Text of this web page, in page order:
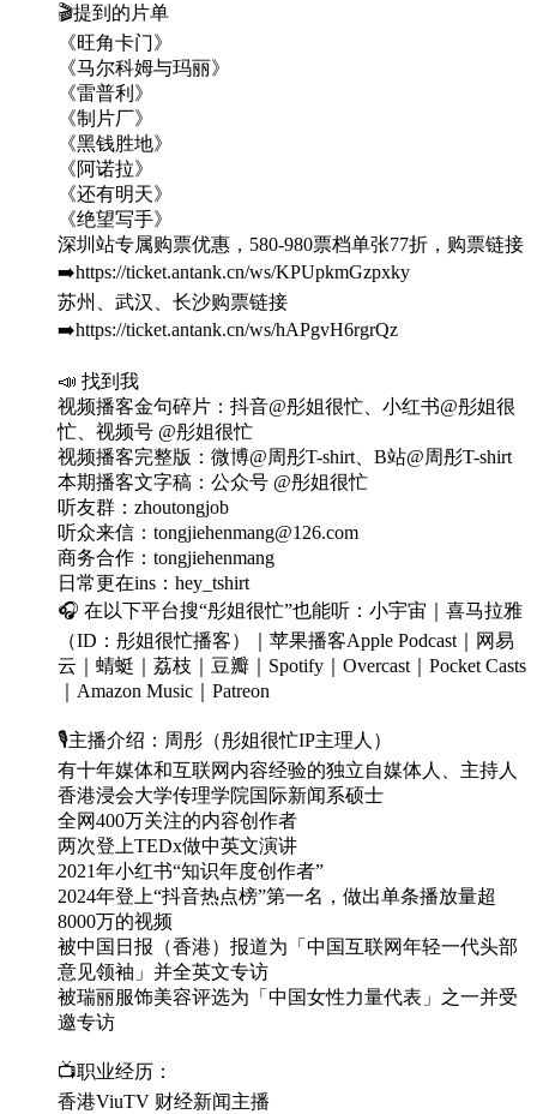
🎬提到的片单
《旺角卡门》
《马尔科姆与玛丽》
《雷普利》
《制片厂》
《黑钱胜地》
《阿诺拉》
《还有明天》
《绝望写手》
深圳站专属购票优惠，580-980票档单张77折，购票链接
➡️https://ticket.antank.cn/ws/KPUpkmGzpxky
苏州、武汉、长沙购票链接
➡️https://ticket.antank.cn/ws/hAPgvH6rgrQz
📣 找到我
视频播客金句碎片：抖音@彤姐很忙、小红书@彤姐很
忙、视频号 @彤姐很忙
视频播客完整版：微博@周彤T-shirt、B站@周彤T-shirt
本期播客文字稿：公众号 @彤姐很忙
听友群：zhoutongjob
听众来信：tongjiehenmang@126.com
商务合作：tongjiehenmang
日常更在ins：hey_tshirt
🎧 在以下平台搜“彤姐很忙”也能听：小宇宙｜喜马拉雅
（ID：彤姐很忙播客）｜苹果播客Apple Podcast｜网易
云｜蜻蜓｜荔枝｜豆瓣｜Spotify｜Overcast｜Pocket Casts
｜Amazon Music｜Patreon
🎙️主播介绍：周彤（彤姐很忙IP主理人）
有十年媒体和互联网内容经验的独立自媒体人、主持人
香港浸会大学传理学院国际新闻系硕士
全网400万关注的内容创作者
两次登上TEDx做中英文演讲
2021年小红书“知识年度创作者”
2024年登上“抖音热点榜”第一名，做出单条播放量超
8000万的视频
被中国日报（香港）报道为「中国互联网年轻一代头部
意见领袖」并全英文专访
被瑞丽服饰美容评选为「中国女性力量代表」之一并受
邀专访
📺职业经历：
香港ViuTV 财经新闻主播